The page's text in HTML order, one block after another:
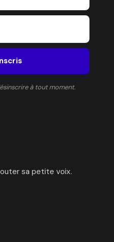
à tout moment.
sa petite voix.